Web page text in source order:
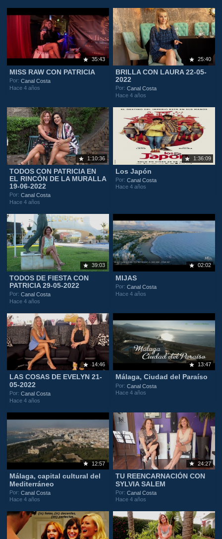
35:43
MISS RAW CON PATRICIA
Por:Canal Costa
Hace 4 años
25:40
BRILLA CON LAURA 22-05-
2022
Por:Canal Costa
Hace 4 años
1:10:36
TODOS CON PATRICIA EN
EL RINCÓN DE LA MURALLA
19-06-2022
Por:Canal Costa
Hace 4 años
1:36:09
Los Japón
Por:Canal Costa
Hace 4 años
39:03
TODOS DE FIESTA CON
PATRICIA 29-05-2022
Por:Canal Costa
Hace 4 años
02:02
MIJAS
Por:Canal Costa
Hace 4 años
14:46
LAS COSAS DE EVELYN 21-
05-2022
Por:Canal Costa
Hace 4 años
13:47
Málaga, Ciudad del Paraíso
Por:Canal Costa
Hace 4 años
12:57
Málaga, capital cultural del
Mediterráneo
Por:Canal Costa
Hace 4 años
24:27
TU REENCARNACIÓN CON
SYLVIA SALEM
Por:Canal Costa
Hace 4 años